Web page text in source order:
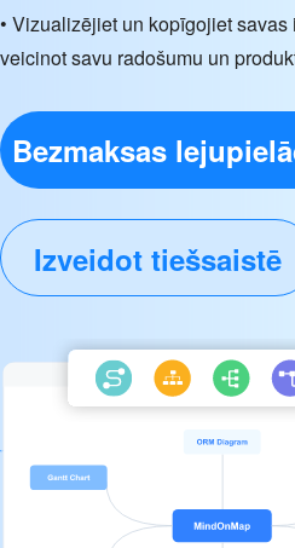
• Vizualizējiet un kopīgojiet
veicinot savu radošumu un
Bezmaksas
Izveidot tiešsaistē